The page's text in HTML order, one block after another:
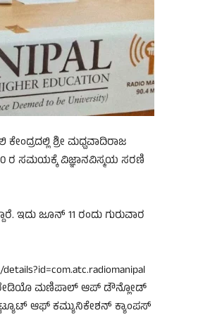
ಶ್ರೀ ಮಧ್ವವಾದಿರಾಜ
ರ ಸಮಯಕ್ಕೆ ವಿಜ್ಞಾನವಿಸ್ಮಯ ಸರಣಿ
ಇದು ಜೂನ್ 11 ರಂದು ಗುರುವಾರ
ರೇಡಿಯೊ ಮಣಿಪಾಲ್ ಆಪ್ ಡೌನ್ಲೋಡ್
ಆಫ್ ಕಮ್ಯುನಿಕೇಶನ್ ಕ್ಯಾಂಪಸ್